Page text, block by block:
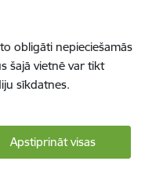
obligāti nepieciešamās
šajā vietnē var tikt
sīkdatnes.
Apstiprināt visas